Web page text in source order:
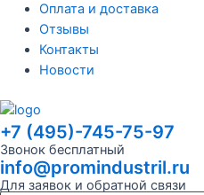
Оплата и доставка
Отзывы
Контакты
Новости
+7 (495)-745-75-97
Звонок бесплатный
info@promindustril.ru
Для заявок и обратной связи